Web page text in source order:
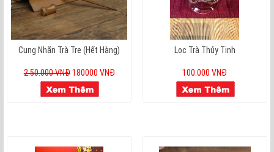
Cung Nhãn Trà Tre (hết Hàng)
2.50.000 VNĐ 180000 VNĐ
Lọc Trà Thủy Tinh
100.000 VNĐ